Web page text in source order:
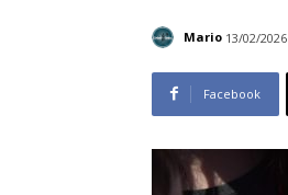
Mario 13/02/2026
Facebook